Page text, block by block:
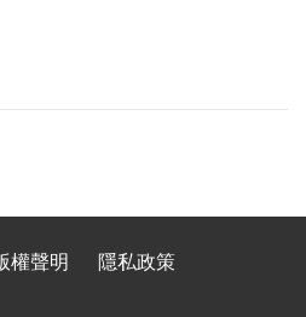
權聲明
隱私政策